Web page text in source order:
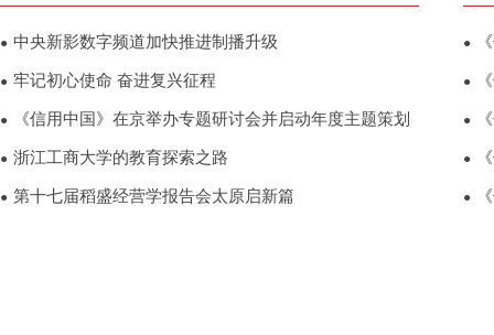
● 中央新影数字频道加快推进制播升级
● 牢记初心使命 奋进复兴征程
● 《信用中国》在京举办专题研讨会并启动年度主题策划
● 浙江工商大学的教育探索之路
● 第十七届稻盛经营学报告会太原启新篇
●
●
●
●
●